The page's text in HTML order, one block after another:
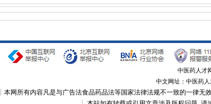
中医药人才
中文网址：中医药人
┊本网所有内容凡是与广告法食品药品法等国家法律法规不一致的一律无